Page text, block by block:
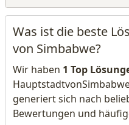
Was ist die beste
von Simbabwe?
Wir haben 1 Top
generiert sich nach
Bewertungen und